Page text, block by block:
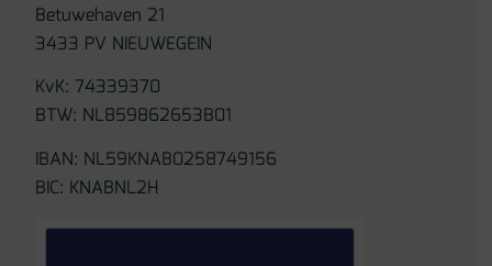
Betuwehaven 21
3433 PV NIEUWEGEIN
KvK: 74339370
BTW: NL859862653B01
IBAN: NL59KNAB0258749156
BIC: KNABNL2H